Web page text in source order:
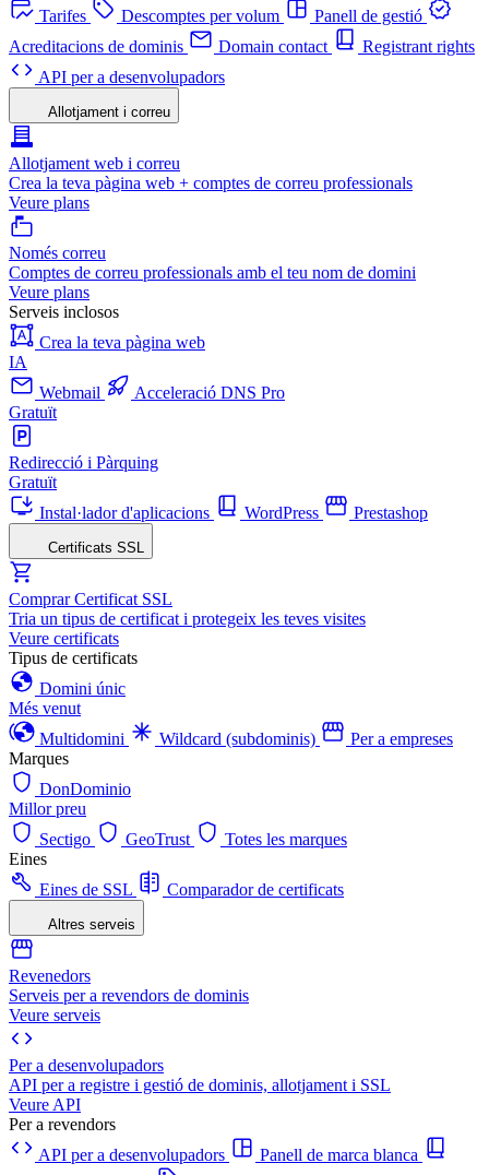
Tarifes
Descomptes per volum
Panell de gestió
Acreditacions de dominis
Domain contact
Registrant rights
API per a desenvolupadors
Allotjament i correu
Allotjament web i correu
Crea la teva pàgina web + comptes de correu professionals
Veure plans
Només correu
Comptes de correu professionals amb el teu nom de domini
Veure plans
Serveis inclosos
Crea la teva pàgina web
IA
Webmail
Acceleració DNS Pro
Gratuït
Redirecció i Pàrquing
Gratuït
Instal·lador d'aplicacions
WordPress Prestashop
Certificats SSL
Comprar Certificat SSL
Tria un tipus de certificat i protegeix les teves visites
Veure certificats
Tipus de certificats
Domini únic
Més venut
Multidomini
Wildcard (subdominis)
Per a empreses
Marques
DonDominio
Millor preu
Sectigo
GeoTrust
Totes les marques
Eines
Eines de SSL
Comparador de certificats
Altres serveis
Revenedors
Serveis per a revendors de dominis
Veure serveis
Per a desenvolupadors
API per a registre i gestió de dominis, allotjament i SSL
Veure API
Per a revendors
API per a desenvolupadors
Panell de marca blanca